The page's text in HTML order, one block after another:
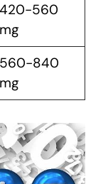
420-560
⁤mg
560-840
mg